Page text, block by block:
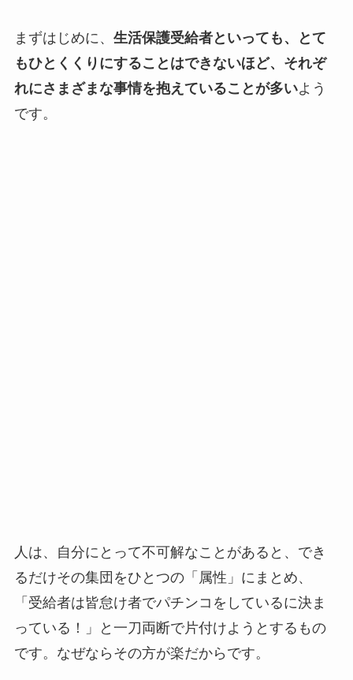
まずはじめに、 生活保護受給者といっても、とて
もひとくくりにすることはできないほど、それぞ
れにさまざまな事情を抱えていることが多いよう
です。
人は、自分にとって不可解なことがあると、でき
るだけその集団をひとつの「属性」にまとめ、
「受給者は皆怠け者でパチンコをしているに決ま
っている！」と一刀両断で片付けようとするもの
です。なぜならその方が楽だからです。